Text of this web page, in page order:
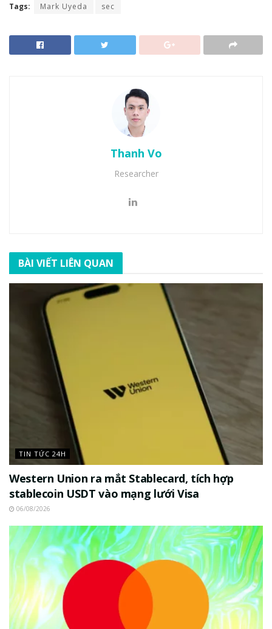
Tags: Mark Uyeda sec
Thanh Vo
Researcher
BÀI VIẾT LIÊN QUAN
TIN TỨC 24H
Western Union ra mắt Stablecard, tích hợp
stablecoin USDT vào mạng lưới Visa
06/08/2026